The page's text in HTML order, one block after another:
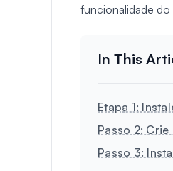
funcionalidade do
Etapa 1:
Passo 2:
Passo 3: